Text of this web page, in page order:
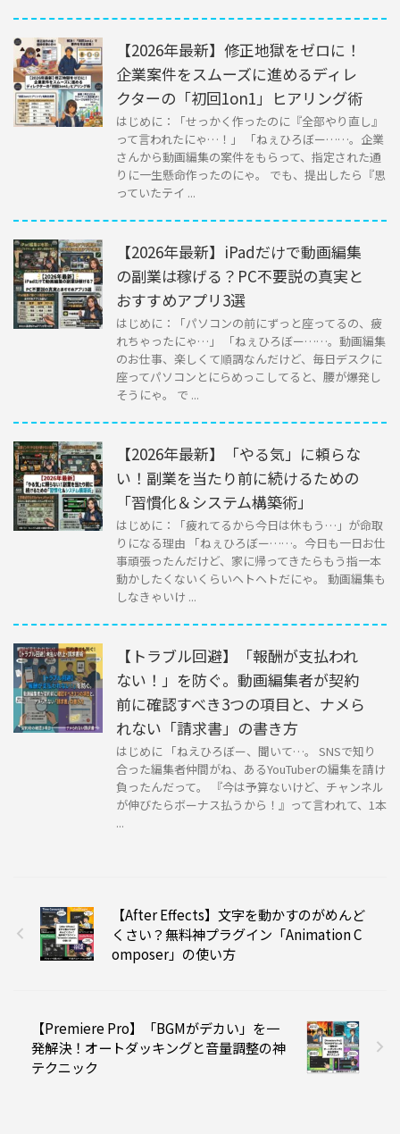
【2026年最新】修正地獄をゼロに！
企業案件をスムーズに進めるディレ
クターの「初回1on1」ヒアリング術
はじめに：「せっかく作ったのに『全部やり直し』
って言われたにゃ…！」 「ねぇひろぼー……。企業
さんから動画編集の案件をもらって、指定された通
りに一生懸命作ったのにゃ。 でも、提出したら『思
っていたテイ ...
【2026年最新】iPadだけで動画編集
の副業は稼げる？PC不要説の真実と
おすすめアプリ3選
はじめに：「パソコンの前にずっと座ってるの、疲
れちゃったにゃ…」 「ねぇひろぼー……。動画編集
のお仕事、楽しくて順調なんだけど、毎日デスクに
座ってパソコンとにらめっこしてると、腰が爆発し
そうにゃ。 で ...
【2026年最新】「やる気」に頼らな
い！副業を当たり前に続けるための
「習慣化＆システム構築術」
はじめに：「疲れてるから今日は休もう…」が命取
りになる理由 「ねぇひろぼー……。今日も一日お仕
事頑張ったんだけど、家に帰ってきたらもう指一本
動かしたくないくらいヘトヘトだにゃ。 動画編集も
しなきゃいけ ...
【トラブル回避】「報酬が支払われ
ない！」を防ぐ。動画編集者が契約
前に確認すべき3つの項目と、ナメら
れない「請求書」の書き方
はじめに 「ねえひろぼー、聞いて…。 SNSで知り
合った編集者仲間がね、あるYouTuberの編集を請け
負ったんだって。 『今は予算ないけど、チャンネル
が伸びたらボーナス払うから！』って言われて、1本
...
【After Effects】文字を動かすのがめんど
くさい？無料神プラグイン「Animation C
omposer」の使い方
【Premiere Pro】「BGMがデカい」を一
発解決！オートダッキングと音量調整の神
テクニック